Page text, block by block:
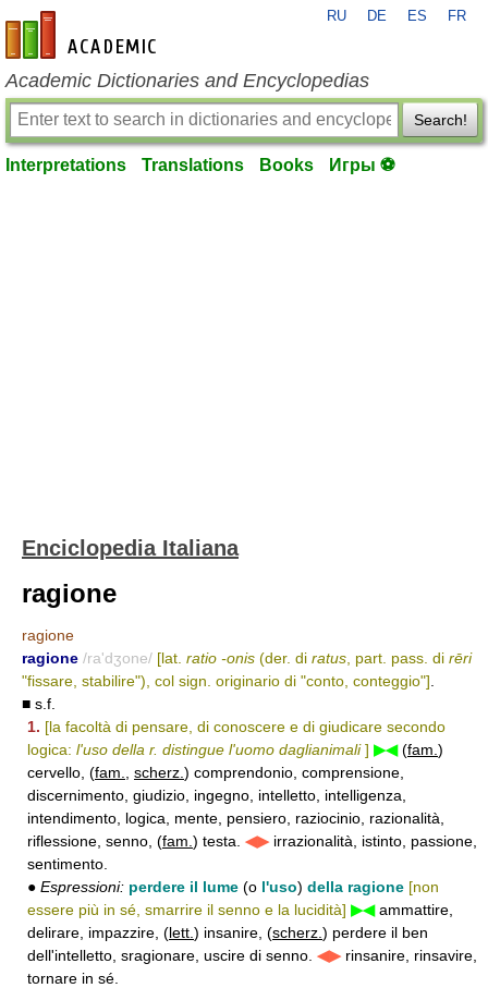
en-academic.com
RU DE ES FR
Academic Dictionaries and Encyclopedias
Search!
Interpretations Translations Books Игры ⚽
Enciclopedia Italiana
ragione
ragione
ragione /ra'dʒone/ [lat. ratio -onis (der. di ratus , part. pass. di rēri
"fissare, stabilire"), col sign. originario di "conto, conteggio"]
■ s.f.
1. [la facoltà di pensare, di conoscere e di giudicare secondo
logica: l'uso della r. distingue l'uomo daglianimali] ▶◀(fam. )
cervello, (fam. scherz. ) comprendonio, comprensione,
discernimento, giudizio, ingegno, intelletto, intelligenza,
intendimento, logica, mente, pensiero, raziocinio, razionalità,
riflessione, senno, (fam. ) testa. ◀▶irrazionalità, istinto, passione,
sentimento.
● Espressioni: perdere il lume (o l'uso) della ragione [non
essere più in sé, smarrire il senno e la lucidità] ▶◀ammattire,
delirare, impazzire, (lett. ) insanire, (scherz. ) perdere il ben
dell'intelletto, sragionare, uscire di senno. ◀▶rinsanire, rinsavire,
tornare in sé.